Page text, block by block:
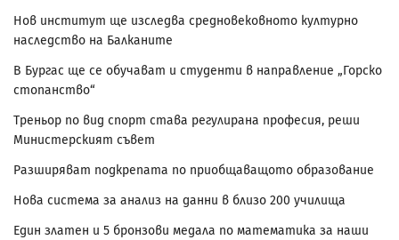
Нов институт ще изследва средновековното културно
наследство на Балканите
В Бургас ще се обучават и студенти в направление „Горско
стопанство“
Треньор по вид спорт става регулирана професия, реши
Министерският съвет
Разширяват подкрепата по приобщаващото образование
Нова система за анализ на данни в близо 200 училища
Един златен и 5 бронзови медала по математика за наши